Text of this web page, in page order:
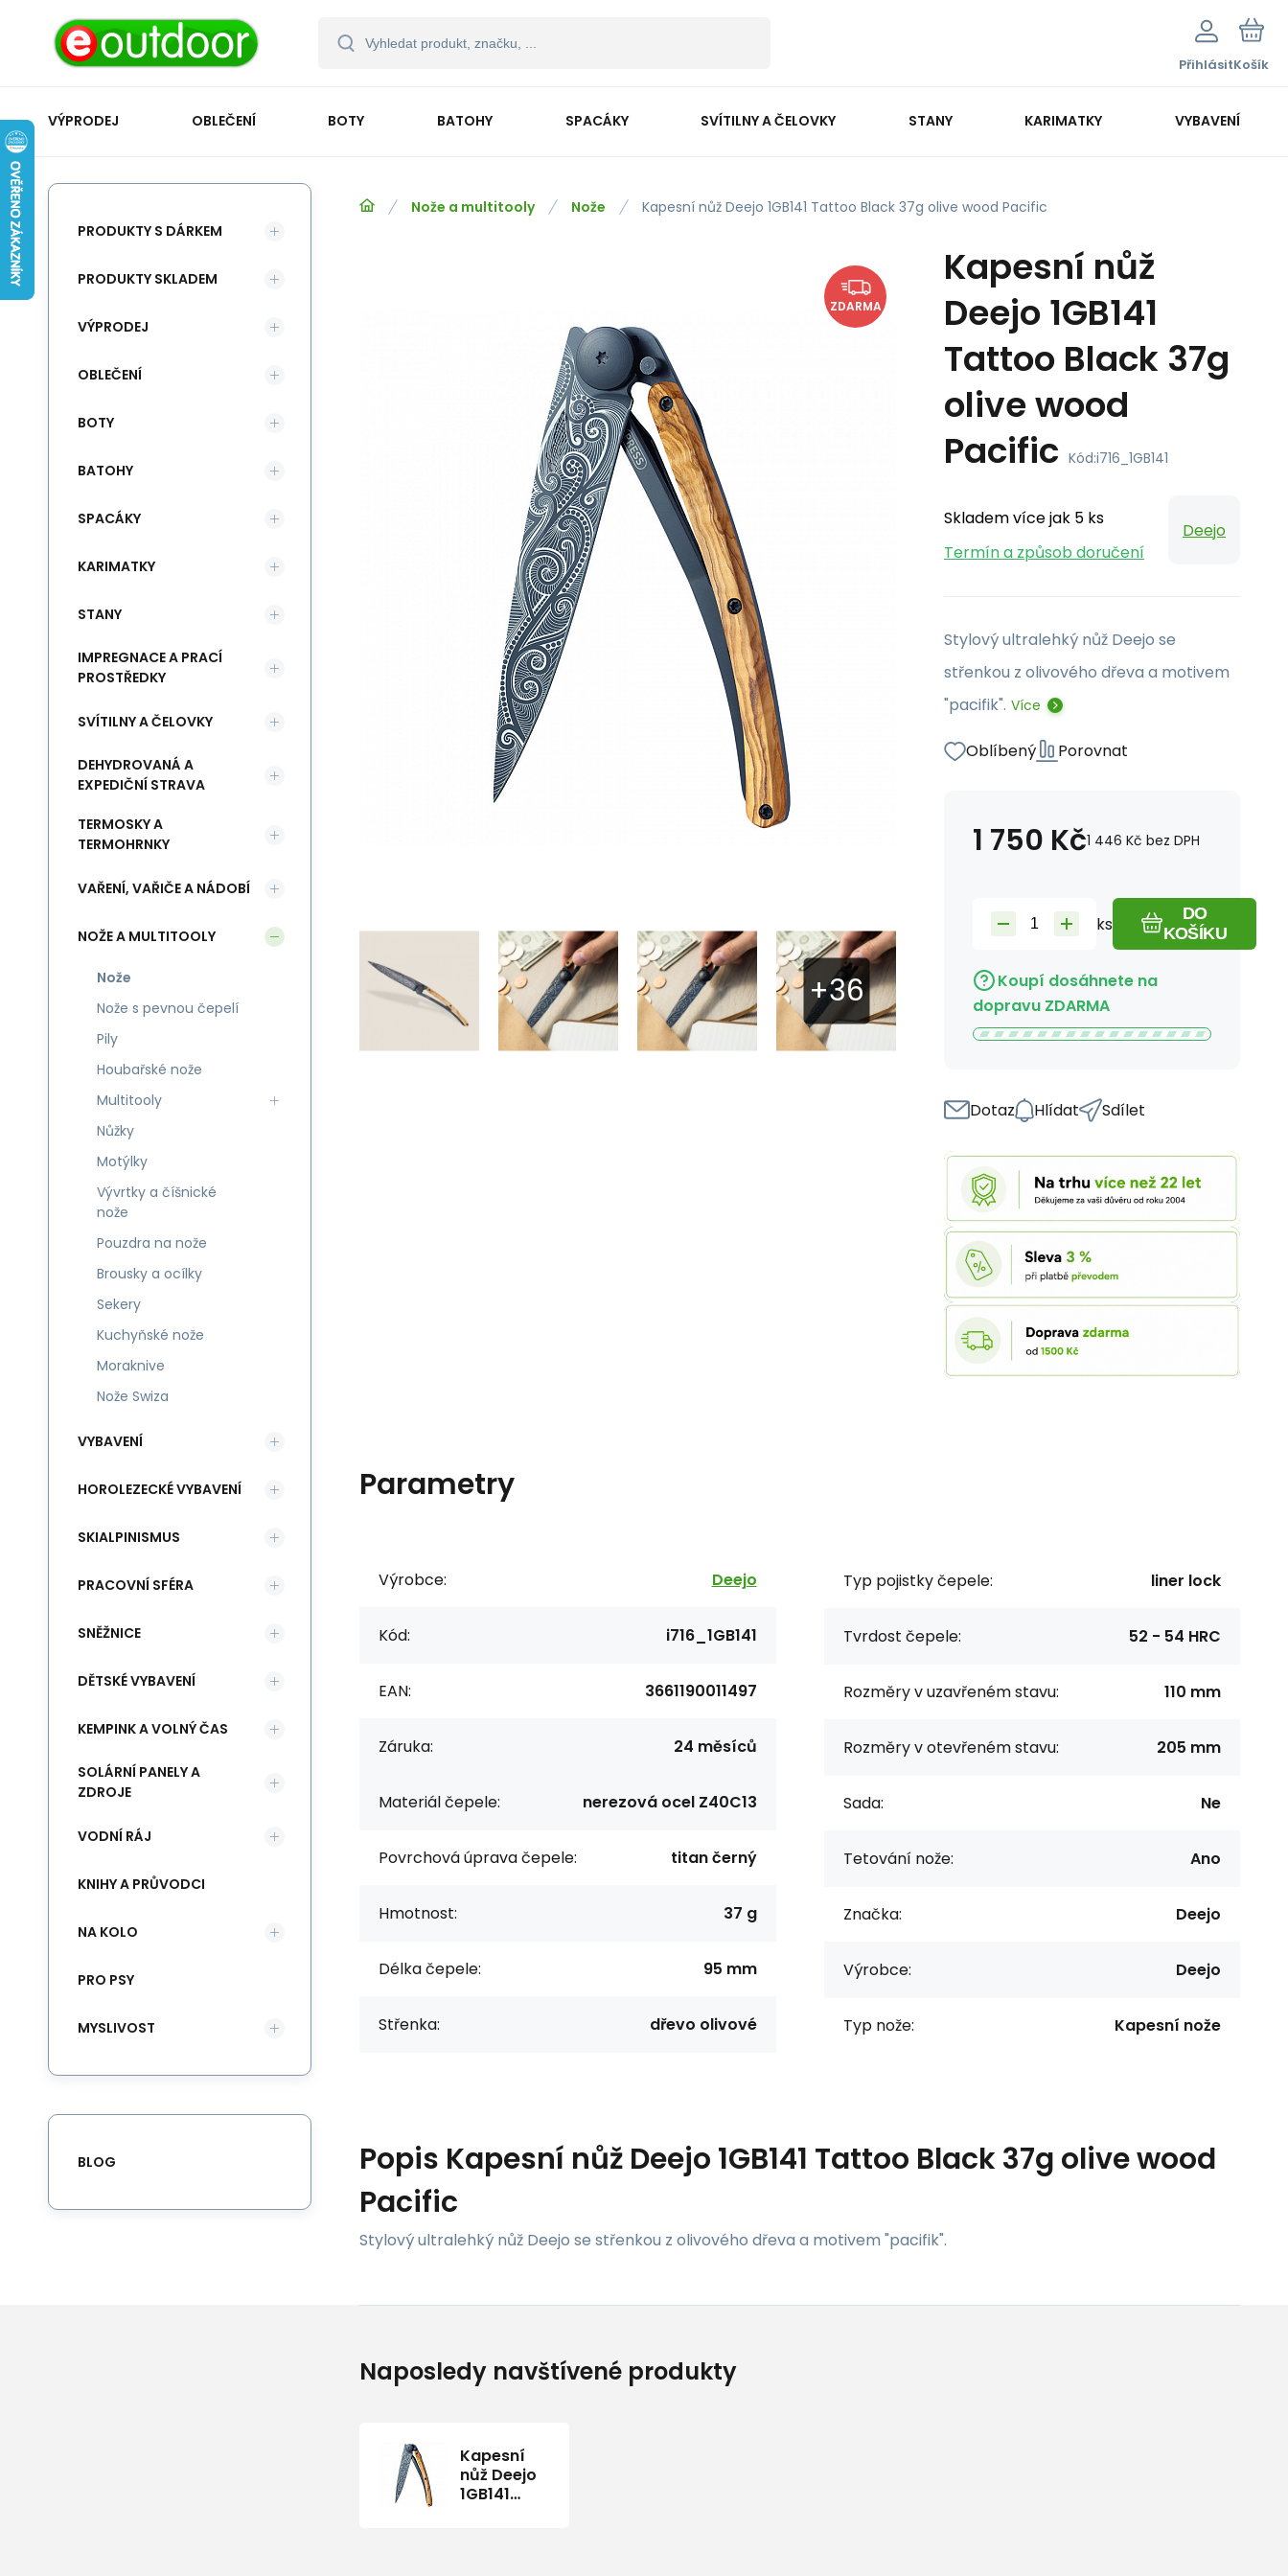
PřihlásitKošík
VÝPRODEJ OBLEČENÍ BOTY BATOHY SPACÁKY SVÍTILNY A ČELOVKY STANY KARIMATKY VYBAVENÍ
Nože a multitooly Nože Kapesní nůž Deejo 1GB141 Tattoo Black 37g olive wood Pacific
ZDARMA
Kapesní nůž
Deejo 1GB141
Tattoo Black 37g
olive wood
Pacific Kód:i716_1GB141
Skladem více jak 5 ks
Termín a způsob doručení
Deejo
Stylový ultralehký nůž Deejo se
střenkou z olivového dřeva a motivem
"pacifik". Více
Oblíbený Porovnat
1 750 Kč1 446 Kč bez DPH
ks
DO
KOŠÍKU
Koupí dosáhnete na
dopravu ZDARMA
Dotaz Hlídat Sdílet
Parametry
Výrobce: Deejo
Kód: i716_1GB141
EAN: 3661190011497
Záruka: 24 měsíců
Materiál čepele: nerezová ocel Z40C13
Povrchová úprava čepele: titan černý
Hmotnost: 37 g
Délka čepele: 95 mm
Střenka: dřevo olivové
Typ pojistky čepele: liner lock
Tvrdost čepele: 52 - 54 HRC
Rozměry v uzavřeném stavu: 110 mm
Rozměry v otevřeném stavu: 205 mm
Sada: Ne
Tetování nože: Ano
Značka: Deejo
Výrobce: Deejo
Typ nože: Kapesní nože
Popis Kapesní nůž Deejo 1GB141 Tattoo Black 37g olive wood
Pacific
Stylový ultralehký nůž Deejo se střenkou z olivového dřeva a motivem "pacifik".
PRODUKTY S DÁRKEM
PRODUKTY SKLADEM
VÝPRODEJ
OBLEČENÍ
BOTY
BATOHY
SPACÁKY
KARIMATKY
STANY
IMPREGNACE A PRACÍ
PROSTŘEDKY
SVÍTILNY A ČELOVKY
DEHYDROVANÁ A
EXPEDIČNÍ STRAVA
TERMOSKY A
TERMOHRNKY
VAŘENÍ, VAŘIČE A NÁDOBÍ
NOŽE A MULTITOOLY
Nože
Nože s pevnou čepelí
Pily
Houbařské nože
Multitooly
Nůžky
Motýlky
Vývrtky a číšnické
nože
Pouzdra na nože
Brousky a ocílky
Sekery
Kuchyňské nože
Moraknive
Nože Swiza
VYBAVENÍ
HOROLEZECKÉ VYBAVENÍ
SKIALPINISMUS
PRACOVNÍ SFÉRA
SNĚŽNICE
DĚTSKÉ VYBAVENÍ
KEMPINK A VOLNÝ ČAS
SOLÁRNÍ PANELY A
ZDROJE
VODNÍ RÁJ
KNIHY A PRŮVODCI
NA KOLO
PRO PSY
MYSLIVOST
BLOG
Naposledy navštívené produkty
Kapesní
nůž Deejo
1GB141